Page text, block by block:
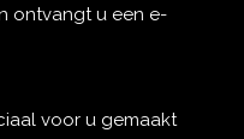
ontvangt u een e-
voor u gemaakt